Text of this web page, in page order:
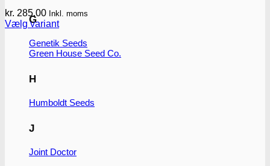
G
Genetik Seeds
Green House Seed Co.
H
Humboldt Seeds
J
Joint Doctor
kr. 285.00 Inkl. moms
Vælg variant
varianter.
vælges
varesiden